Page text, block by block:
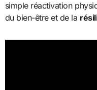
simple réactivation
du bien-être et de la